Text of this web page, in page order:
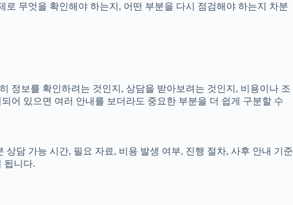
무엇을 확인해야 하는지, 어떤 부분을 다시 점검해야 하는지 차분
정보를 확인하려는 것인지, 상담을 받아보려는 것인지, 비용이나 조
어 있으면 여러 안내를 보더라도 중요한 부분을 더 쉽게 구분할 수
담 가능 시간, 필요 자료, 비용 발생 여부, 진행 절차, 사후 안내 기준
됩니다.